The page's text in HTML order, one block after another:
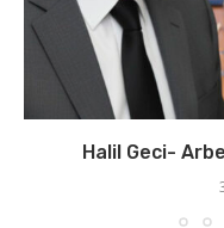
Halil Geci-